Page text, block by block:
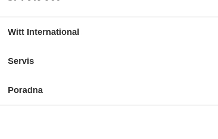
Witt International
Servis
Poradna